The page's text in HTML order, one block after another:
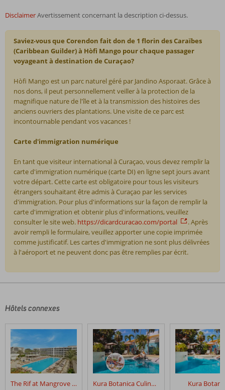
DisclaimerAvertissement concernant la description ci-dessus.
Saviez-vous que Corendon fait don de 1 florin des Caraïbes
(Caribbean Guilder) à Hòfi Mango pour chaque passager
voyageant à destination de Curaçao?
Hòfi Mango est un parc naturel géré par Jandino Asporaat. Grâce à
nos dons, il peut personnellement veiller à la protection de la
magnifique nature de l'île et à la transmission des histoires des
anciens ouvriers des plantations. Une visite de ce parc est
incontournable pendant vos vacances !
Carte d'immigration numérique
En tant que visiteur international à Curaçao, vous devez remplir la
carte d'immigration numérique (carte DI) en ligne sept jours avant
votre départ. Cette carte est obligatoire pour tous les visiteurs
étrangers souhaitant être admis à Curaçao par les services
d'immigration. Pour plus d'informations sur la façon de remplir la
carte d'immigration et obtenir plus d'informations, veuillez
consulter le site web. https://dicardcuracao.com/portal
. Après
avoir rempli le formulaire, veuillez apporter une copie imprimée
comme justificatif. Les cartes d'immigration ne sont plus délivrées
à l'aéroport et ne peuvent donc pas être remplies par écrit.
écrits
nos
clients
après
leur
séjour
Mangrove
Hôtels connexes
The Rif at Mangrove Beach Corendon, Curio by Hilton Kura Botanica Culinaire Curaçao Kura